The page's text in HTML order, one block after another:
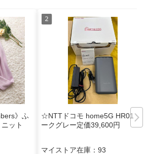
》ふ
ット
☆NTTドコモ home5G HR01 ダ
ークグレー定価39,600円
マイストア在庫： 93